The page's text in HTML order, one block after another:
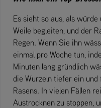
Es sieht so aus, als
Weile begleiten, und der
Regen. Wenn Sie ihn
einmal pro Woche tun,
Minuten lang gründlich
die Wurzeln tiefer ein und
Rasens. In vielen Fällen
Austrocknen zu stoppen,